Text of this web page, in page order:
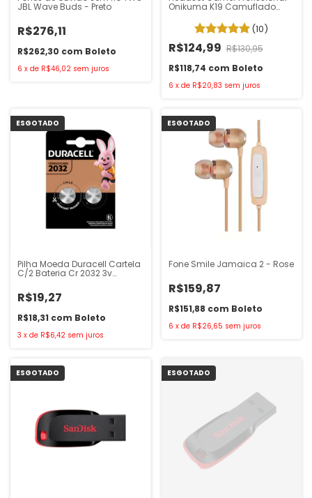
JBL Wave Buds - Preto
R$276,11
R$262,30 com Boleto
6 x de R$46,02 sem juros
Onikuma K19 Camuflado
(10)
R$124,99 R$130,95
R$118,74 com Boleto
6 x de R$20,83 sem juros
ESGOTADO
Pilha Moeda Duracell Cartela
C/2 Bateria Cr 2032 3v
R$19,27
R$18,31 com Boleto
3 x de R$6,42 sem juros
ESGOTADO
Fone Smile Jamaica 2 - Rose
R$159,87
R$151,88 com Boleto
6 x de R$26,65 sem juros
ESGOTADO ESGOTADO